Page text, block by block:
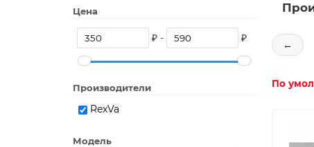
Цена
₽ - ₽
Производители
RexVa
Модель
←
По